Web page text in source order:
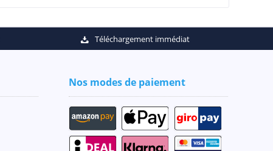
Téléchargement immédiat
Nos modes de paiement